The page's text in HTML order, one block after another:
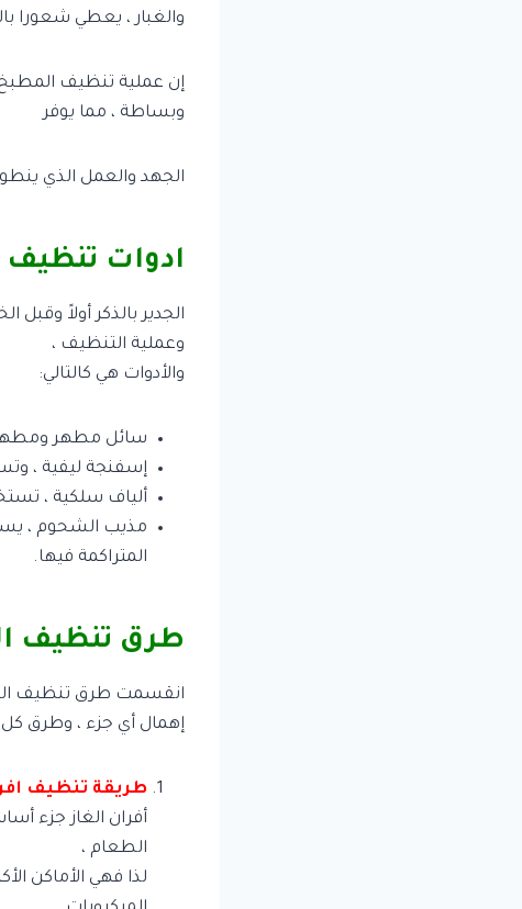
والغبار ، يعطي شعورا
إن عملية تنظيف
وبساطة ، مما يوفر
الجهد والعمل الذي
ادوات تنظيف
الجدير بالذكر أولاً
وعملية التنظيف ،
والأدوات هي كالتالي:
سائل مطهر ومطهر
إسفنجة ليفية ،
ألياف سلكية ،
مذيب الشحوم ،
المتراكمة فيها.
طرق تنظيف
انقسمت طرق تنظيف
إهمال أي جزء ، وطرق كل
طريقة تنظيف
أفران الغاز جزء
الطعام ،
لذا فهي الأماكن